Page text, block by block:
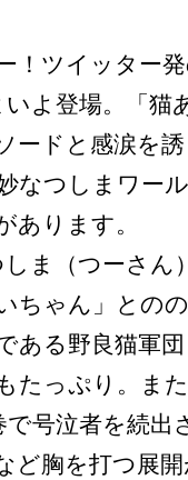
！ツイッター
よ登場。「猫
ードと感涙を
なつしまワー
あります。
ま（つーさん
ちゃん」との
ある野良猫軍
たっぷり。ま
号泣者を続出
ど胸を打つ展